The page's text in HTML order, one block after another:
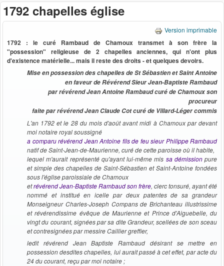
1792 chapelles église
Version imprimable
1792 : le curé Rambaud de Chamoux transmet à son frère la
"possession" religieuse de 2 chapelles anciennes, qui n'ont plus
d'existence matérielle... mais il reste des droits - et quelques devoirs.
Mise en possession des chapelles de St Sébastien et Saint Antoine
en faveur de Révérend Sieur Jean-Baptiste Rambaud
par révérend Jean Antoine Rambaud curé de Chamoux son
procureur
faite par révérend Jean Claude Cot curé de Villard-Léger commis
L'an 1792 et le 28 du mois d'août avant midi à Chamoux par devant
moi notaire royal soussigné
a comparu révérend Jean Antoine fils de feu sieur Philippe Rambaud
natif de Saint-Jean-de-Maurienne, curé de cette paroisse où il habite,
lequel m'aurait représenté qu'ayant lui-même mis sa démissionpure
et simple des chapelles de Saint-Sébastien et Saint-Antoine fondées
sous l'église paroissiale de Chamoux
etrévérend Jean-Baptiste Rambaud son frère, clerc tonsuré, ayant été
nommé et institué en icelle par deux patentes de sa grandeur
Monseigneur Charles-Joseph Compans de Brichanteau illustrissime
et révérendissime évêque de Maurienne et Prince d'Aiguebelle, du
vingt du courant, signées par sa dite Grandeur, scellées de son sceau
et contresignées par messire Caillier greffier,
ledit révérend Jean Baptiste Rambaud désirant se mettre en
possession desdites chapelles, lui aurait passé à cet effet, par acte du
24 du courant, reçu par moi notaire ;